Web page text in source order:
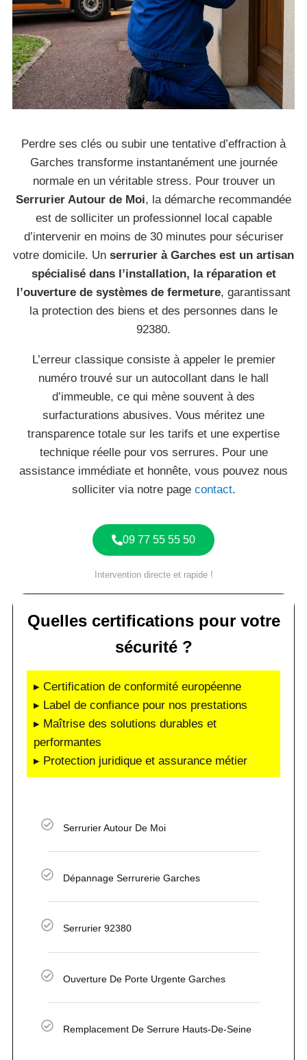
Perdre ses clés ou subir une tentative d’effraction à
Garches transforme instantanément une journée
normale en un véritable stress. Pour trouver un
Serrurier Autour de Moi, la démarche recommandée
est de solliciter un professionnel local capable
d’intervenir en moins de 30 minutes pour sécuriser
votre domicile. Un serrurier à Garches est un artisan
spécialisé dans l’installation, la réparation et
l’ouverture de systèmes de fermeture, garantissant
la protection des biens et des personnes dans le
92380.
L’erreur classique consiste à appeler le premier
numéro trouvé sur un autocollant dans le hall
d’immeuble, ce qui mène souvent à des
surfacturations abusives. Vous méritez une
transparence totale sur les tarifs et une expertise
technique réelle pour vos serrures. Pour une
assistance immédiate et honnête, vous pouvez nous
solliciter via notre page contact.
09 77 55 55 50
Intervention directe et rapide !
Quelles certifications pour votre
sécurité ?
▸ Certification de conformité européenne
▸ Label de confiance pour nos prestations
▸ Maîtrise des solutions durables et
performantes
▸ Protection juridique et assurance métier
Serrurier Autour De Moi
Dépannage Serrurerie Garches
Serrurier 92380
Ouverture De Porte Urgente Garches
Remplacement De Serrure Hauts-De-Seine